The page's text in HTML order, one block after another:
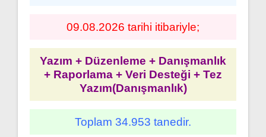
09.08.2026 tarihi itibariyle;
Yazım + Düzenleme + Danışmanlık
+ Raporlama + Veri Desteği + Tez
Yazım(Danışmanlık)
Toplam 34.953 tanedir.